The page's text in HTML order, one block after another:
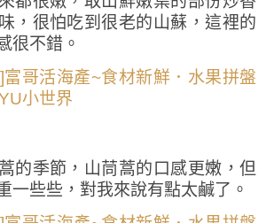
，很怕吃到很老的山蘇，這裡的
很不錯。
的季節，山茼蒿的口感更嫩，但
一些些，對我來說有點太鹹了。